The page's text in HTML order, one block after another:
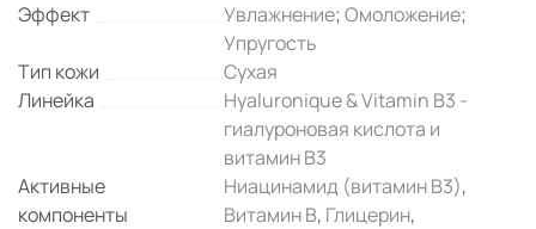
Эффект
Увлажнение;Омоложение;
Упругость
Тип кожи
Сухая
Линейка
Hyaluronique & Vitamin B3 -
гиалуроновая кислота и
витамин B3
Активные
компоненты
Ниацинамид (витамин B3),
Витамин B, Глицерин,